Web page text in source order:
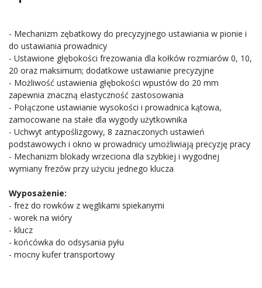
- Mechanizm zębatkowy do precyzyjnego ustawiania w pionie i
do ustawiania prowadnicy
- Ustawione głębokości frezowania dla kołków rozmiarów 0, 10,
20 oraz maksimum; dodatkowe ustawianie precyzyjne
- Możliwość ustawienia głębokości wpustów do 20 mm
zapewnia znaczną elastyczność zastosowania
- Połączone ustawianie wysokości i prowadnica kątowa,
zamocowane na stałe dla wygody użytkownika
- Uchwyt antypoślizgowy, 8 zaznaczonych ustawień
podstawowych i okno w prowadnicy umożliwiają precyzję pracy
- Mechanizm blokady wrzeciona dla szybkiej i wygodnej
wymiany frezów przy użyciu jednego klucza
Wyposażenie:
- frez do rowków z węglikami spiekanymi
- worek na wióry
- klucz
- końcówka do odsysania pyłu
- mocny kufer transportowy